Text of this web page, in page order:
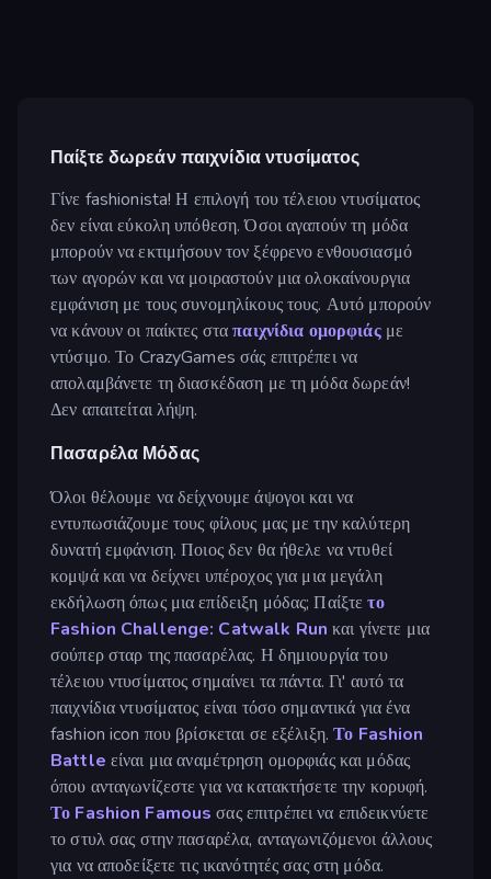
Παίξτε δωρεάν παιχνίδια ντυσίματος
Γίνε fashionista! Η επιλογή του τέλειου ντυσίματος
δεν είναι εύκολη υπόθεση. Όσοι αγαπούν τη μόδα
μπορούν να εκτιμήσουν τον ξέφρενο ενθουσιασμό
των αγορών και να μοιραστούν μια ολοκαίνουργια
εμφάνιση με τους συνομηλίκους τους. Αυτό μπορούν
να κάνουν οι παίκτες σταπαιχνίδια ομορφιάςμε
ντύσιμο. Το CrazyGames σάς επιτρέπει να
απολαμβάνετε τη διασκέδαση με τη μόδα δωρεάν!
Δεν απαιτείται λήψη.
Πασαρέλα Μόδας
Όλοι θέλουμε να δείχνουμε άψογοι και να
εντυπωσιάζουμε τους φίλους μας με την καλύτερη
δυνατή εμφάνιση. Ποιος δεν θα ήθελε να ντυθεί
κομψά και να δείχνει υπέροχος για μια μεγάλη
εκδήλωση όπως μια επίδειξη μόδας; Παίξτετο
Fashion Challenge: Catwalk Run και γίνετε μια
σούπερ σταρ της πασαρέλας. Η δημιουργία του
τέλειου ντυσίματος σημαίνει τα πάντα. Γι' αυτό τα
παιχνίδια ντυσίματος είναι τόσο σημαντικά για ένα
fashion icon που βρίσκεται σε εξέλιξη.Το Fashion
Battle είναι μια αναμέτρηση ομορφιάς και μόδας
όπου ανταγωνίζεστε για να κατακτήσετε την κορυφή.
Το Fashion Famous σας επιτρέπει να επιδεικνύετε
το στυλ σας στην πασαρέλα, ανταγωνιζόμενοι άλλους
για να αποδείξετε τις ικανότητές σας στη μόδα.